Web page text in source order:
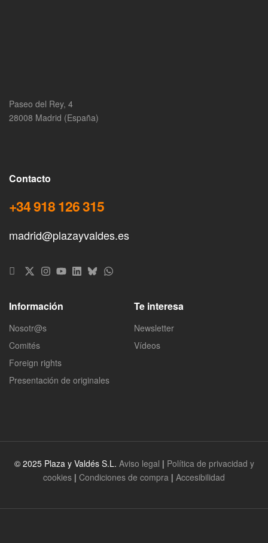
Paseo del Rey, 4
28008 Madrid (España)
Contacto
+34 918 126 315
madrid@plazayvaldes.es
Información
Nosotr@s
Comités
Foreign rights
Presentación de originales
Te interesa
Newsletter
Vídeos
© 2025 Plaza y Valdés S.L. Aviso legal | Política de privacidad y
cookies | Condiciones de compra | Accesibilidad